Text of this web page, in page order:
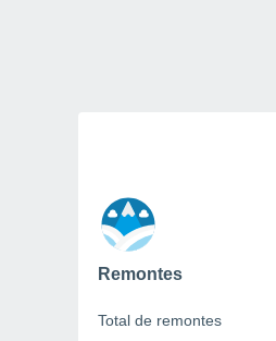
Remontes
Total de remontes